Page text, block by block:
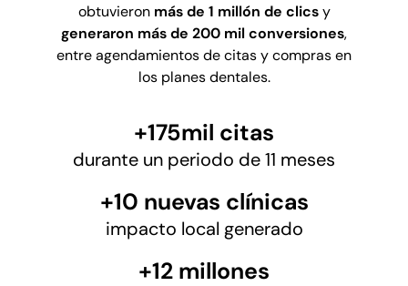
obtuvieron más de 1 millón de clicsy
generaron más de 200 mil conversiones,
entre agendamientos de citas y compras en
los planes dentales.
+175mil citas
durante un periodo de 11 meses
+10 nuevas clínicas
impacto local generado
+12 millones